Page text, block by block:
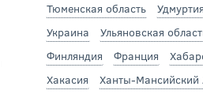
Тюменская область
Удмуртия
Украина
Ульяновская
Финляндия
Франция
Хакасия
Ханты-